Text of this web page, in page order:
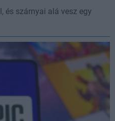
és szárnyai alá vesz egy